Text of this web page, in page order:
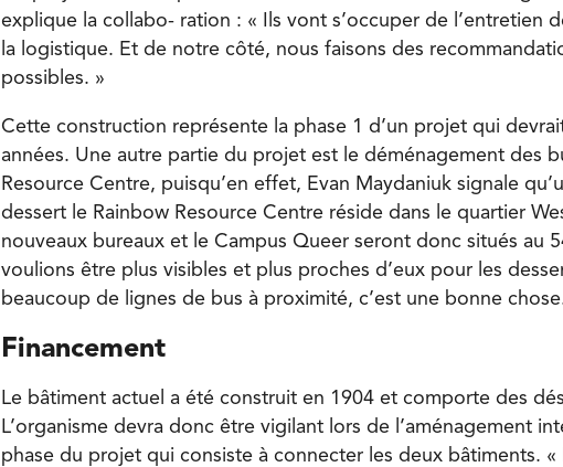
explique la collabo- ration : « Ils vont s’occuper de l’entretien
la logistique. Et de notre côté, nous faisons des
possibles. »
Cette construction représente la phase 1 d’un projet qui
années. Une autre partie du projet est le déménagement des
Resource Centre, puisqu’en effet, Evan Maydaniuk signale
dessert le Rainbow Resource Centre réside dans le quartier
nouveaux bureaux et le Campus Queer seront donc situés au
voulions être plus visibles et plus proches d’eux pour les
beaucoup de lignes de bus à proximité, c’est une bonne
Financement
Le bâtiment actuel a été construit en 1904 et comporte des
L’organisme devra donc être vigilant lors de l’aménagement
phase du projet qui consiste à connecter les deux bâtiments. «